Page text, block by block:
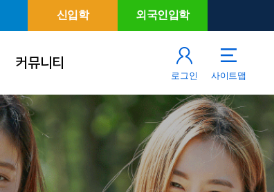
신입학 외국인입학
커뮤니티
로그인 사이트맵